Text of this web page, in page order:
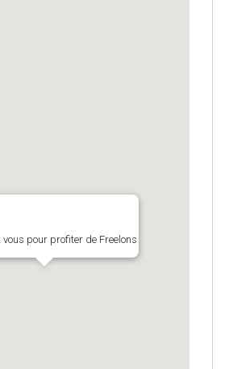
vous pour profiter de Freelons